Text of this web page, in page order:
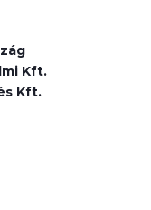
Kft.
Kft.